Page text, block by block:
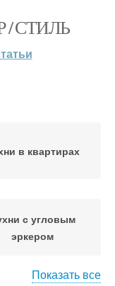
/ СТИЛЬ
в квартирах
с угловым
эркером
Показать все